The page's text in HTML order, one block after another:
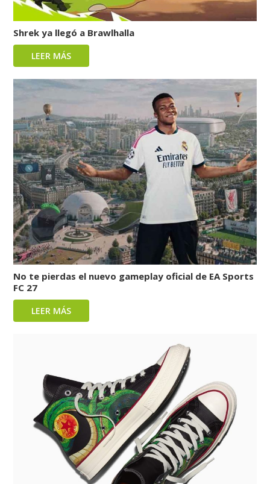
Shrek ya llegó a Brawlhalla
LEER MÁS
No te pierdas el nuevo gameplay oficial de EA Sports
FC 27
LEER MÁS